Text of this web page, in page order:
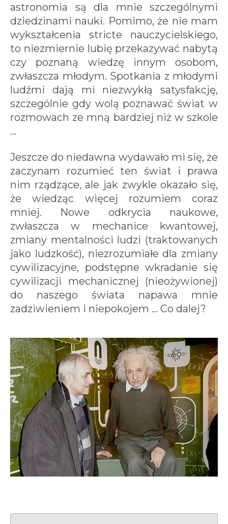
astronomia są dla mnie szczególnymi
dziedzinami nauki. Pomimo, że nie mam
wykształcenia stricte nauczycielskiego,
to niezmiernie lubię przekazywać nabytą
czy poznaną wiedzę innym osobom,
zwłaszcza młodym. Spotkania z młodymi
ludźmi dają mi niezwykłą satysfakcję,
szczególnie gdy wolą poznawać świat w
rozmowach ze mną bardziej niż w szkole
...
Jeszcze do niedawna wydawało mi się, że
zaczynam rozumieć ten świat i prawa
nim rządzące, ale jak zwykle okazało się,
że wiedząc więcej rozumiem coraz
mniej. Nowe odkrycia naukowe,
zwłaszcza w mechanice kwantowej,
zmiany mentalności ludzi (traktowanych
jako ludzkość), niezrozumiałe dla zmiany
cywilizacyjne, podstępne wkradanie się
cywilizacji mechanicznej (nieożywionej)
do naszego świata napawa mnie
zadziwieniem i niepokojem ... Co dalej?